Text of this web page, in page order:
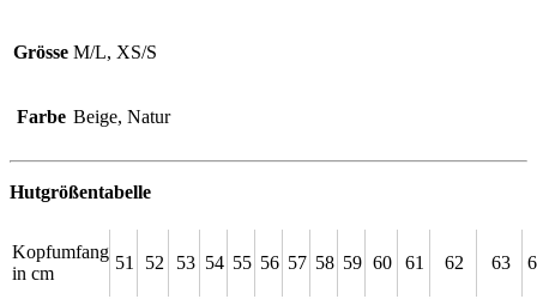
Grösse M/L, XS/S
Farbe Beige, Natur
Hutgrößentabelle
Kopfumfang
in cm
51 52 53 54 55 56 57 58 59 60 61 62 63